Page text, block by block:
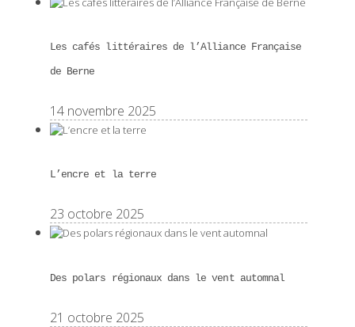
Les cafés littéraires de l’Alliance Française
de Berne
14 novembre 2025
L’encre et la terre
23 octobre 2025
Des polars régionaux dans le vent automnal
21 octobre 2025